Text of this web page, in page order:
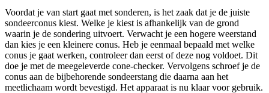
Voordat je van start gaat met sonderen, is het zaak dat je de juiste
sondeerconus kiest. Welke je kiest is afhankelijk van de grond
waarin je de sondering uitvoert. Verwacht je een hogere weerstand
dan kies je een kleinere conus. Heb je eenmaal bepaald met welke
conus je gaat werken, controleer dan eerst of deze nog voldoet. Dit
doe je met de meegeleverde cone-checker. Vervolgens schroef je de
conus aan de bijbehorende sondeerstang die daarna aan het
meetlichaam wordt bevestigd. Het apparaat is nu klaar voor gebruik.